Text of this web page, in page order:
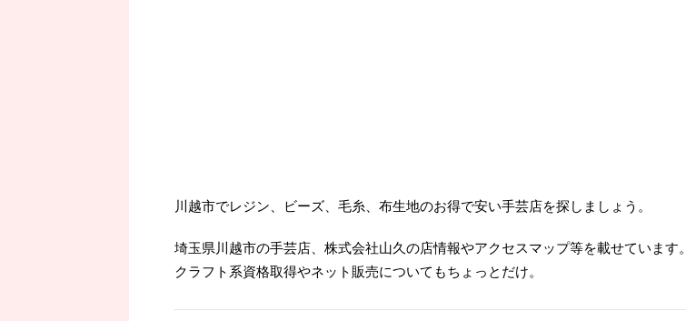
川越市でレジン、ビーズ、毛糸、布生地のお得で安い手芸店を探しましょう。
埼玉県川越市の手芸店、株式会社山久の店情報やアクセスマップ等を載せています。
クラフト系資格取得やネット販売についてもちょっとだけ。